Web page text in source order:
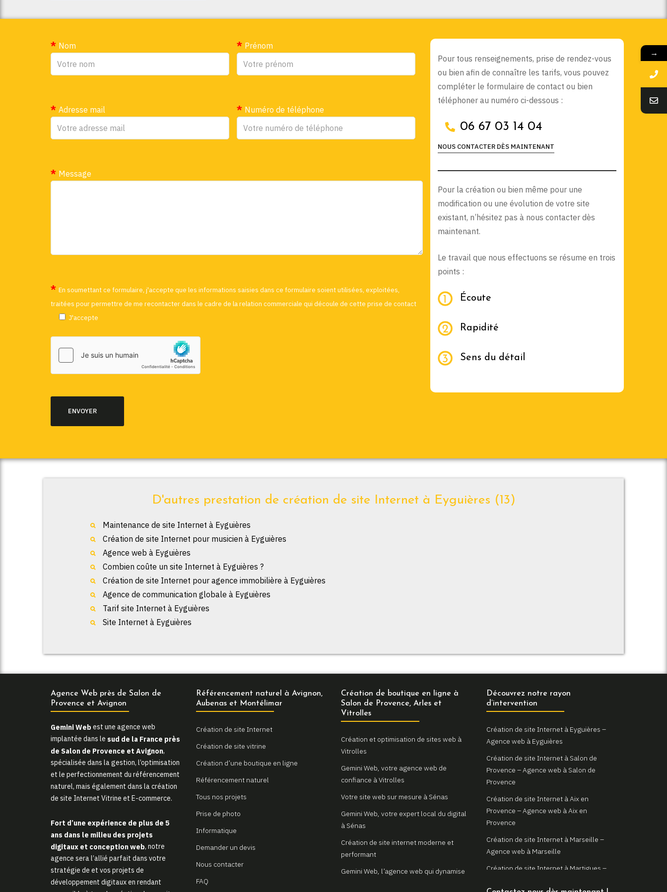
Nom Prénom
Adresse mail Numéro de téléphone
Message
En soumettant ce formulaire, j'accepte que les informations saisies dans ce formulaire soient utilisées, exploitées,
traitées pour permettre de me recontacter dans le cadre de la relation commerciale qui découle de cette prise de contact
J'accepte
Pour tous renseignements, prise de rendez-vous
ou bien afin de connaître les tarifs, vous pouvez
compléter le formulaire de contact ou bien
téléphoner au numéro ci-dessous :
06 67 03 14 04
NOUS CONTACTER DÈS MAINTENANT
Pour la création ou bien même pour une
modification ou une évolution de votre site
existant, n’hésitez pas à nous contacter dès
maintenant.
Le travail que nous effectuons se résume en trois
points :
Écoute
Rapidité
Sens du détail
D'autres prestation de création de site Internet à Eyguières (13)
Maintenance de site Internet à Eyguières
Création de site Internet pour musicien à Eyguières
Agence web à Eyguières
Combien coûte un site Internet à Eyguières ?
Création de site Internet pour agence immobilière à Eyguières
Agence de communication globale à Eyguières
Tarif site Internet à Eyguières
Site Internet à Eyguières
Agence Web près de Salon de
Provence et Avignon
Gemini Web est une agence web
implantée dans le sud de la France près
de Salon de Provence et Avignon,
spécialisée dans la gestion, l’optimisation
et le perfectionnement du référencement
naturel, mais également dans la création
de site Internet Vitrine et E-commerce.
Fort d’une expérience de plus de 5
ans dans le milieu des projets
digitaux et conception web, notre
agence sera l’allié parfait dans votre
stratégie de et vos projets de
développement digitaux en rendant
Référencement naturel à Avignon,
Aubenas et Montélimar
Création de site Internet
Création de site vitrine
Création d’une boutique en ligne
Référencement naturel
Tous nos projets
Prise de photo
Informatique
Demander un devis
Nous contacter
FAQ
Création de boutique en ligne à
Salon de Provence, Arles et
Vitrolles
Création et optimisation de sites web à
Vitrolles
Gemini Web, votre agence web de
confiance à Vitrolles
Votre site web sur mesure à Sénas
Gemini Web, votre expert local du digital
à Sénas
Création de site internet moderne et
performant
Gemini Web, l’agence web qui dynamise
Découvrez notre rayon
d’intervention
Création de site Internet à Eyguières –
Agence web à Eyguières
Création de site Internet à Salon de
Provence – Agence web à Salon de
Provence
Création de site Internet à Aix en
Provence – Agence web à Aix en
Provence
Création de site Internet à Marseille –
Agence web à Marseille
Création de site Internet à Martigues –
→